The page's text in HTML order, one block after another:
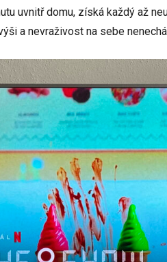
uvnitř domu, získá každý až
a nevraživost na sebe